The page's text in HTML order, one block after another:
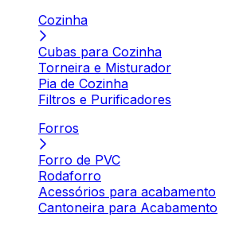
Cozinha
Cubas para Cozinha
Torneira e Misturador
Pia de Cozinha
Filtros e Purificadores
Forros
Forro de PVC
Rodaforro
Acessórios para acabamento
Cantoneira para Acabamento